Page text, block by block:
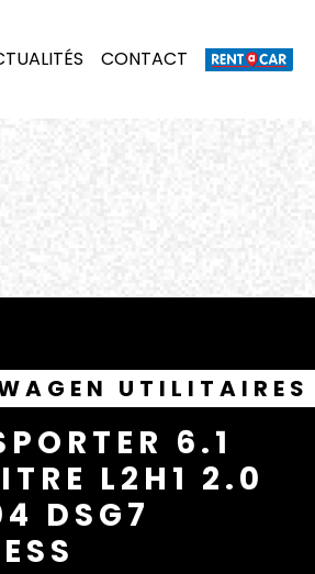
CONTACT
UTILITAIRES
6.1
L2H1 2.0
DSG7